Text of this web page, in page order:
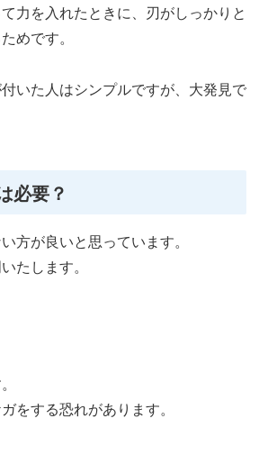
力を入れたときに、刃がしっかりと
めです。
いた人はシンプルですが、大発見で
必要？
方が良いと思っています。
たします。
をする恐れがあります。